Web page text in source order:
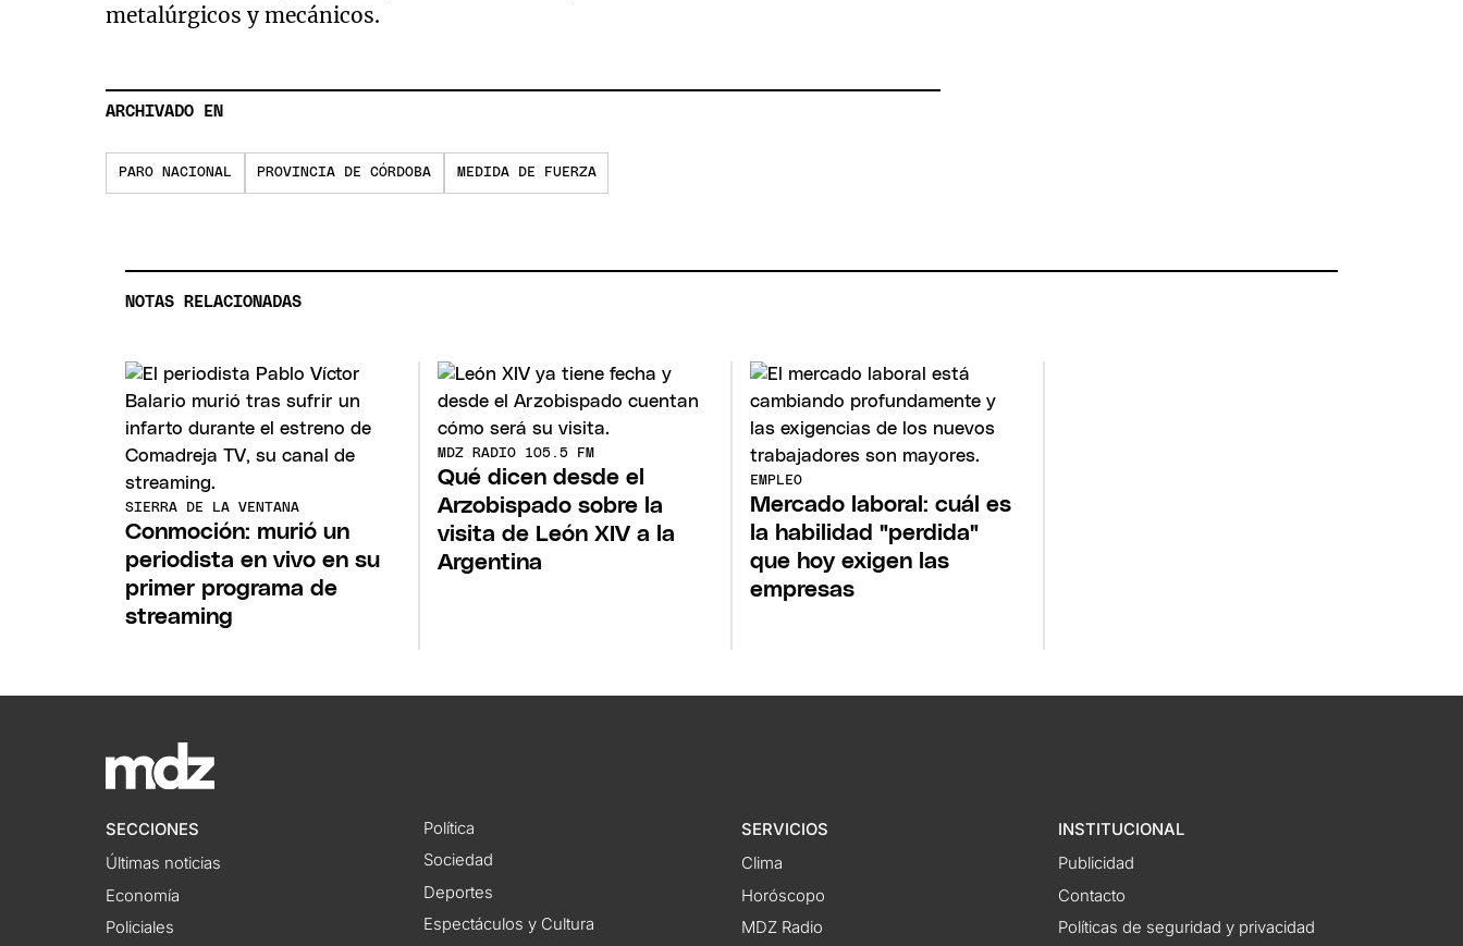
metalúrgicos y mecánicos.
ARCHIVADO EN
PARO NACIONAL PROVINCIA DE CÓRDOBA MEDIDA DE FUERZA
NOTAS RELACIONADAS
SIERRA DE LA VENTANA
Conmoción: murió un
periodista en vivo en su
primer programa de
streaming
MDZ RADIO 105.5 FM
Qué dicen desde el
Arzobispado sobre la
visita de León XIV a la
Argentina
EMPLEO
Mercado laboral: cuál es
la habilidad "perdida"
que hoy exigen las
empresas
SECCIONES
Últimas noticias
Economía
Policiales
Política
Sociedad
Deportes
Espectáculos y Cultura
SERVICIOS
Clima
Horóscopo
MDZ Radio
INSTITUCIONAL
Publicidad
Contacto
Políticas de seguridad y privacidad